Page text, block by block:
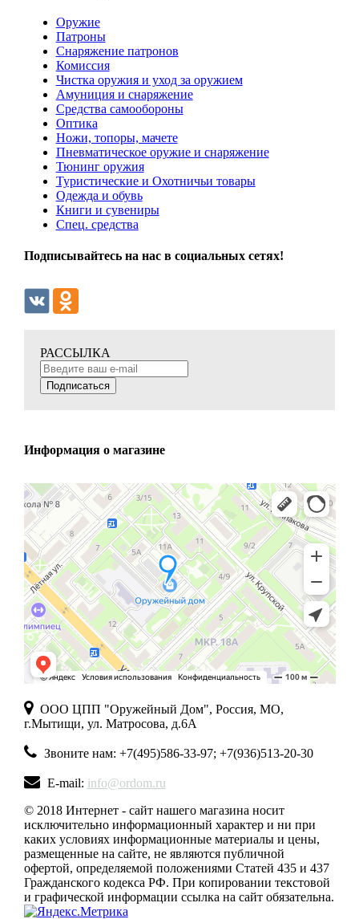
Оружие
Патроны
Снаряжение патронов
Комиссия
Чистка оружия и уход за оружием
Амуниция и снаряжение
Средства самообороны
Оптика
Ножи, топоры, мачете
Пневматическое оружие и снаряжение
Тюнинг оружия
Туристические и Охотничьи товары
Одежда и обувь
Книги и сувениры
Спец. средства
Подписывайтесь на нас в социальных сетях!
РАССЫЛКА
Подписаться
Информация о магазине
ООО ЦПП "Оружейный Дом", Россия, МО,
г.Мытищи, ул. Матросова, д.6А
Звоните нам: +7(495)586-33-97; +7(936)513-20-30
E-mail: info@ordom.ru
© 2018 Интернет - сайт нашего магазина носит
исключительно информационный характер и ни при
каких условиях информационные материалы и цены,
размещенные на сайте, не являются публичной
офертой, определяемой положениями Статей 435 и 437
Гражданского кодекса РФ. При копировании текстовой
и графической информации ссылка на сайт обязательна.